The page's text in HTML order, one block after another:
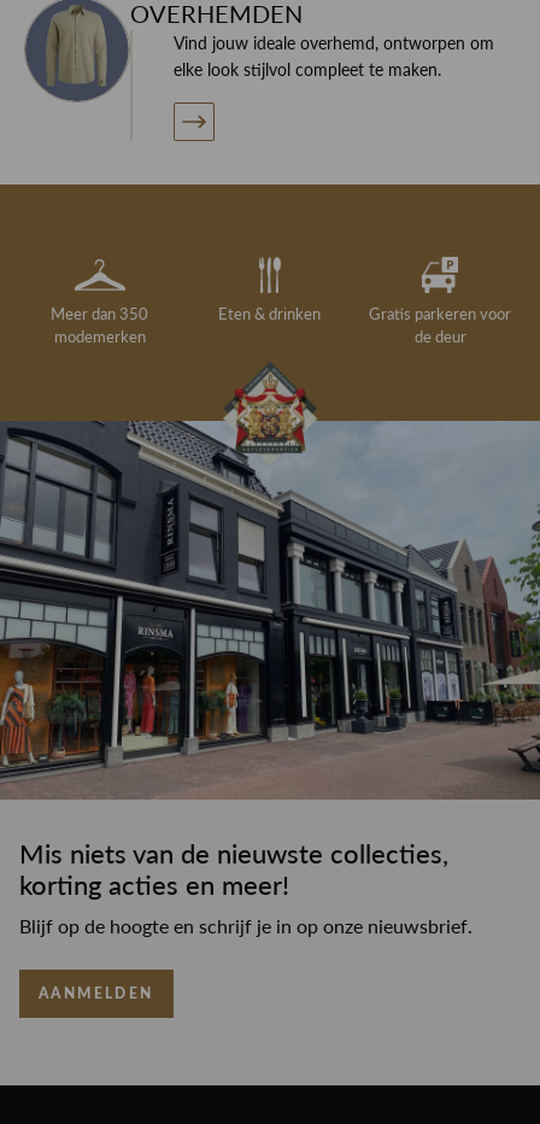
OVERHEMDEN
Vind jouw ideale overhemd, ontworpen om
elke look stijlvol compleet te maken.
Meer dan 350
modemerken
Eten & drinken
Gratis parkeren voor
de deur
drankje
Gratis retourneren in
de winkel
Deskundig
kledingadvies
winkeloppervlak
Mis niets van de nieuwste collecties,
korting acties en meer!
Blijf op de hoogte en schrijf je in op onze nieuwsbrief.
AANMELDEN